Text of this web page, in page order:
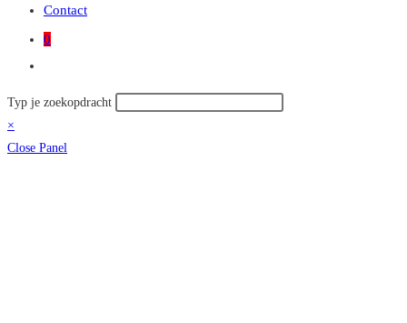
Contact
0
zoeken
Zoek
op
deze
Typ je zoekopdracht
×
Close Panel